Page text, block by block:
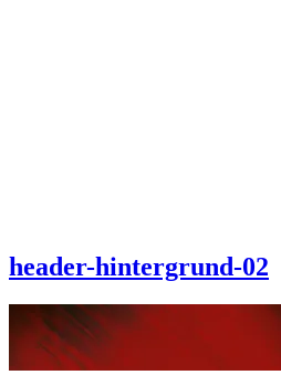
header-hintergrund-02